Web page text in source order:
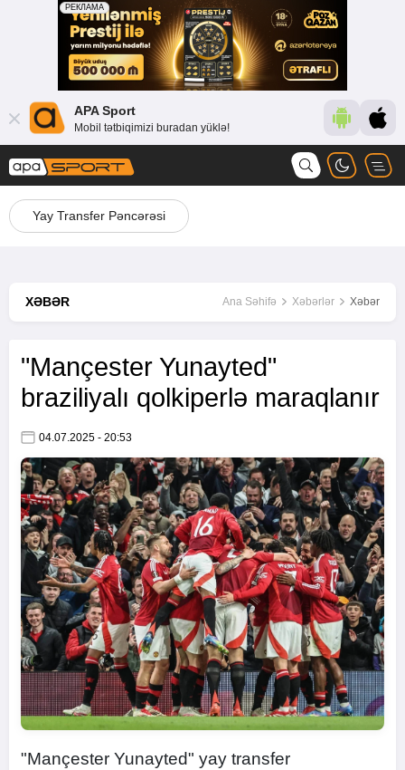
APA Sport
Mobil tətbiqimizi buradan yüklə!
Yay Transfer Pəncərəsi
XƏBƏR Ana Səhifə Xəbərlər Xəbər
"Mançester Yunayted"
braziliyalı qolkiperlə maraqlanır
04.07.2025 - 20:53
"Mançester Yunayted" yay transfer